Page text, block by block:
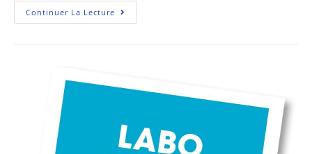
Continuer La Lecture